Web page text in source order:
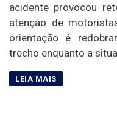
acidente provocou
atenção de
orientação é
trecho enquanto a